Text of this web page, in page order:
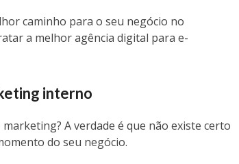
caminho para o seu negócio no
a melhor agência digital para e-
interno
A verdade é que não existe certo
do seu negócio.